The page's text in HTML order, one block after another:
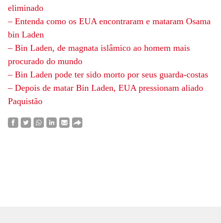
eliminado
– Entenda como os EUA encontraram e mataram Osama
bin Laden
– Bin Laden, de magnata islâmico ao homem mais
procurado do mundo
– Bin Laden pode ter sido morto por seus guarda-costas
– Depois de matar Bin Laden, EUA pressionam aliado
Paquistão